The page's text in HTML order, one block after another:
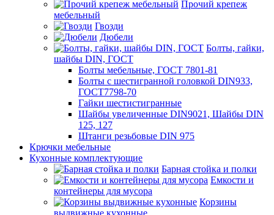
Прочий крепеж
мебельный
Гвозди
Дюбели
Болты, гайки,
шайбы DIN, ГОСТ
Болты мебельные, ГОСТ 7801-81
Болты с шестигранной головкой DIN933,
ГОСТ7798-70
Гайки шестистигранные
Шайбы увеличенные DIN9021, Шайбы DIN
125, 127
Штанги резьбовые DIN 975
Крючки мебельные
Кухонные комплектующие
Барная стойка и полки
Емкости и
контейнеры для мусора
Корзины
выдвижные кухонные